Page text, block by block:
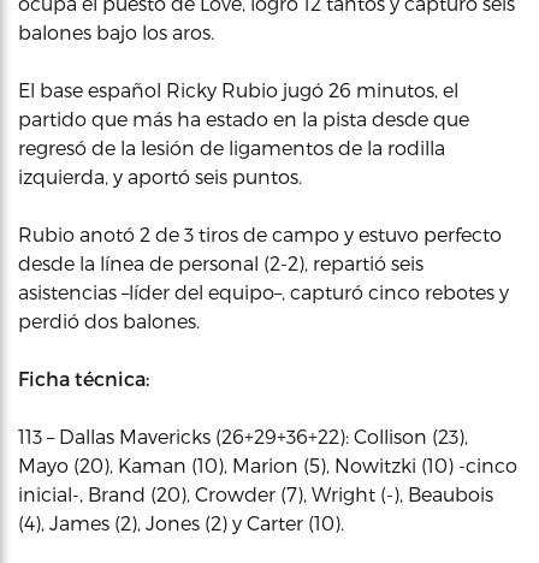
balones bajo los aros.
El base español Ricky Rubio jugó 26 minutos, el
partido que más ha estado en la pista desde que
regresó de la lesión de ligamentos de la rodilla
izquierda, y aportó seis puntos.
Rubio anotó 2 de 3 tiros de campo y estuvo perfecto
desde la línea de personal (2-2), repartió seis
asistencias –líder del equipo–, capturó cinco rebotes y
perdió dos balones.
Ficha técnica:
113 – Dallas Mavericks (26+29+36+22): Collison (23),
Mayo (20), Kaman (10), Marion (5), Nowitzki (10) -cinco
inicial-, Brand (20), Crowder (7), Wright (-), Beaubois
(4), James (2), Jones (2) y Carter (10).